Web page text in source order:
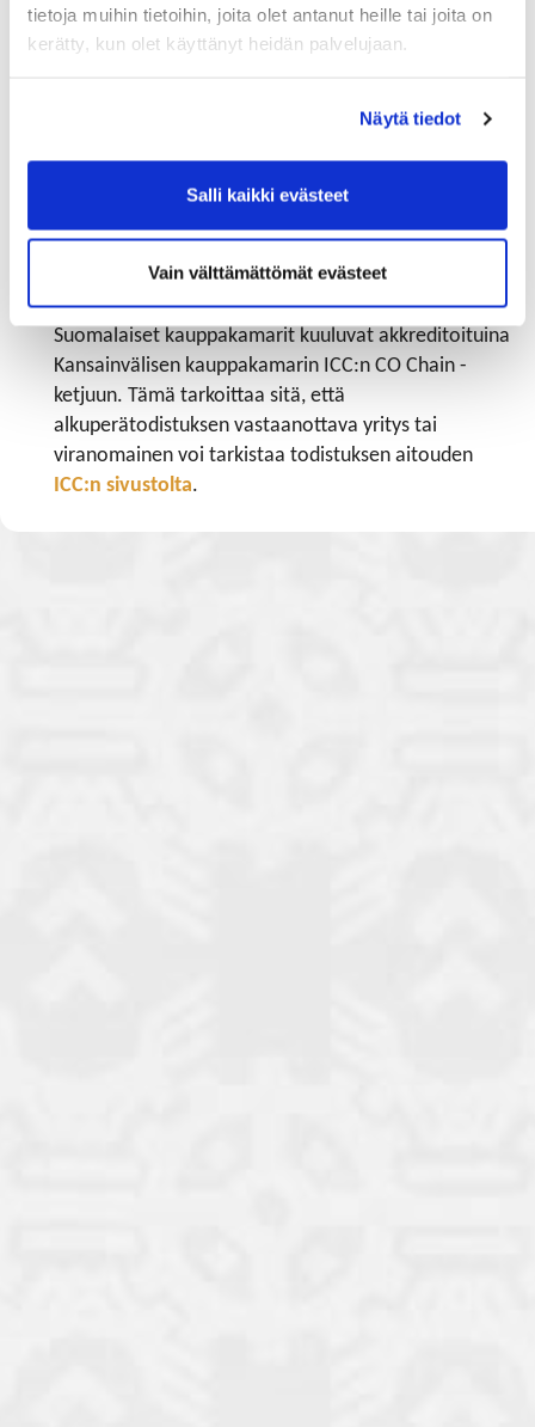
tietoja muihin tietoihin, joita olet antanut heille tai joita on
kerätty, kun olet käyttänyt heidän palvelujaan.
Näytä tiedot
Salli kaikki evästeet
Vain välttämättömät evästeet
Asiakas tulostaa kauppakamarin sähköisesti
hyväksymän alkuperätodistuksen tavalliselle A4-
​​​​​​​Kansainvälisesti tunnistettavat
Suomalaiset kauppakamarit kuuluvat akkreditoituina
Kansainvälisen kauppakamarin ICC:n CO Chain -
ketjuun. Tämä tarkoittaa sitä, että
alkuperätodistuksen vastaanottava yritys tai
viranomainen voi tarkistaa todistuksen aitouden
ICC:n sivustolta.